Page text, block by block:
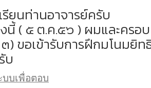
รียนท่านอาจารย์ครับ
นี้ ( ๕ ต.ค.๕๖ ) ผมและครอ
) ขอเข้ารับการฝึกมโนมยิ
บ
บบเพื่อตอบ